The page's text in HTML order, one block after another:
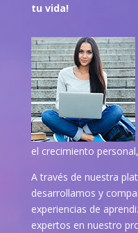
tu vida!
el crecimiento
A través de nuestra
desarrollamos y
experiencias de
expertos en nuestro